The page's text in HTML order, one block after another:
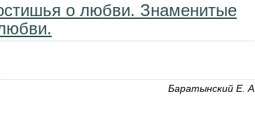
о любви. Знаменитые
Баратынский Е. А.